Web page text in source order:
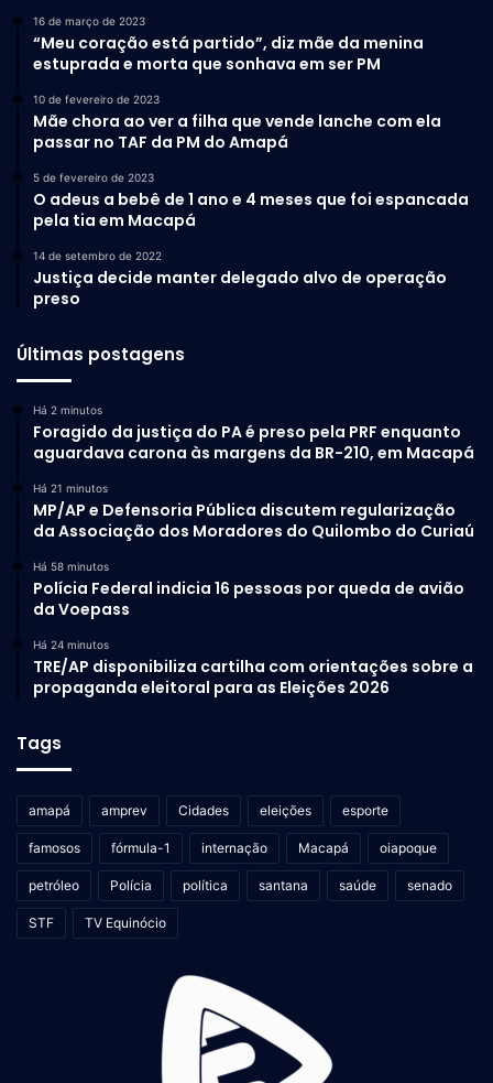
16 de março de 2023
“Meu coração está partido”, diz mãe da menina
estuprada e morta que sonhava em ser PM
10 de fevereiro de 2023
Mãe chora ao ver a filha que vende lanche com ela
passar no TAF da PM do Amapá
5 de fevereiro de 2023
O adeus a bebê de 1 ano e 4 meses que foi espancada
pela tia em Macapá
14 de setembro de 2022
Justiça decide manter delegado alvo de operação
preso
Últimas postagens
Há 2 minutos
Foragido da justiça do PA é preso pela PRF enquanto
aguardava carona às margens da BR-210, em Macapá
Há 21 minutos
MP/AP e Defensoria Pública discutem regularização
da Associação dos Moradores do Quilombo do Curiaú
Há 58 minutos
Polícia Federal indicia 16 pessoas por queda de avião
da Voepass
Há 24 minutos
TRE/AP disponibiliza cartilha com orientações sobre a
propaganda eleitoral para as Eleições 2026
Tags
amapá amprev Cidades eleições esporte
famosos fórmula-1 internação Macapá oiapoque
petróleo Polícia política santana saúde senado
STF TV Equinócio